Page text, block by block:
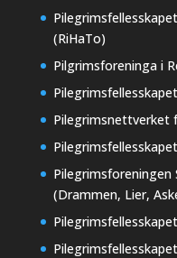
(RiHaTo)
Pilgrimsforeninga i
Pilegrimsnettverket
Pilegrimsforeningen
(Drammen, Lier,